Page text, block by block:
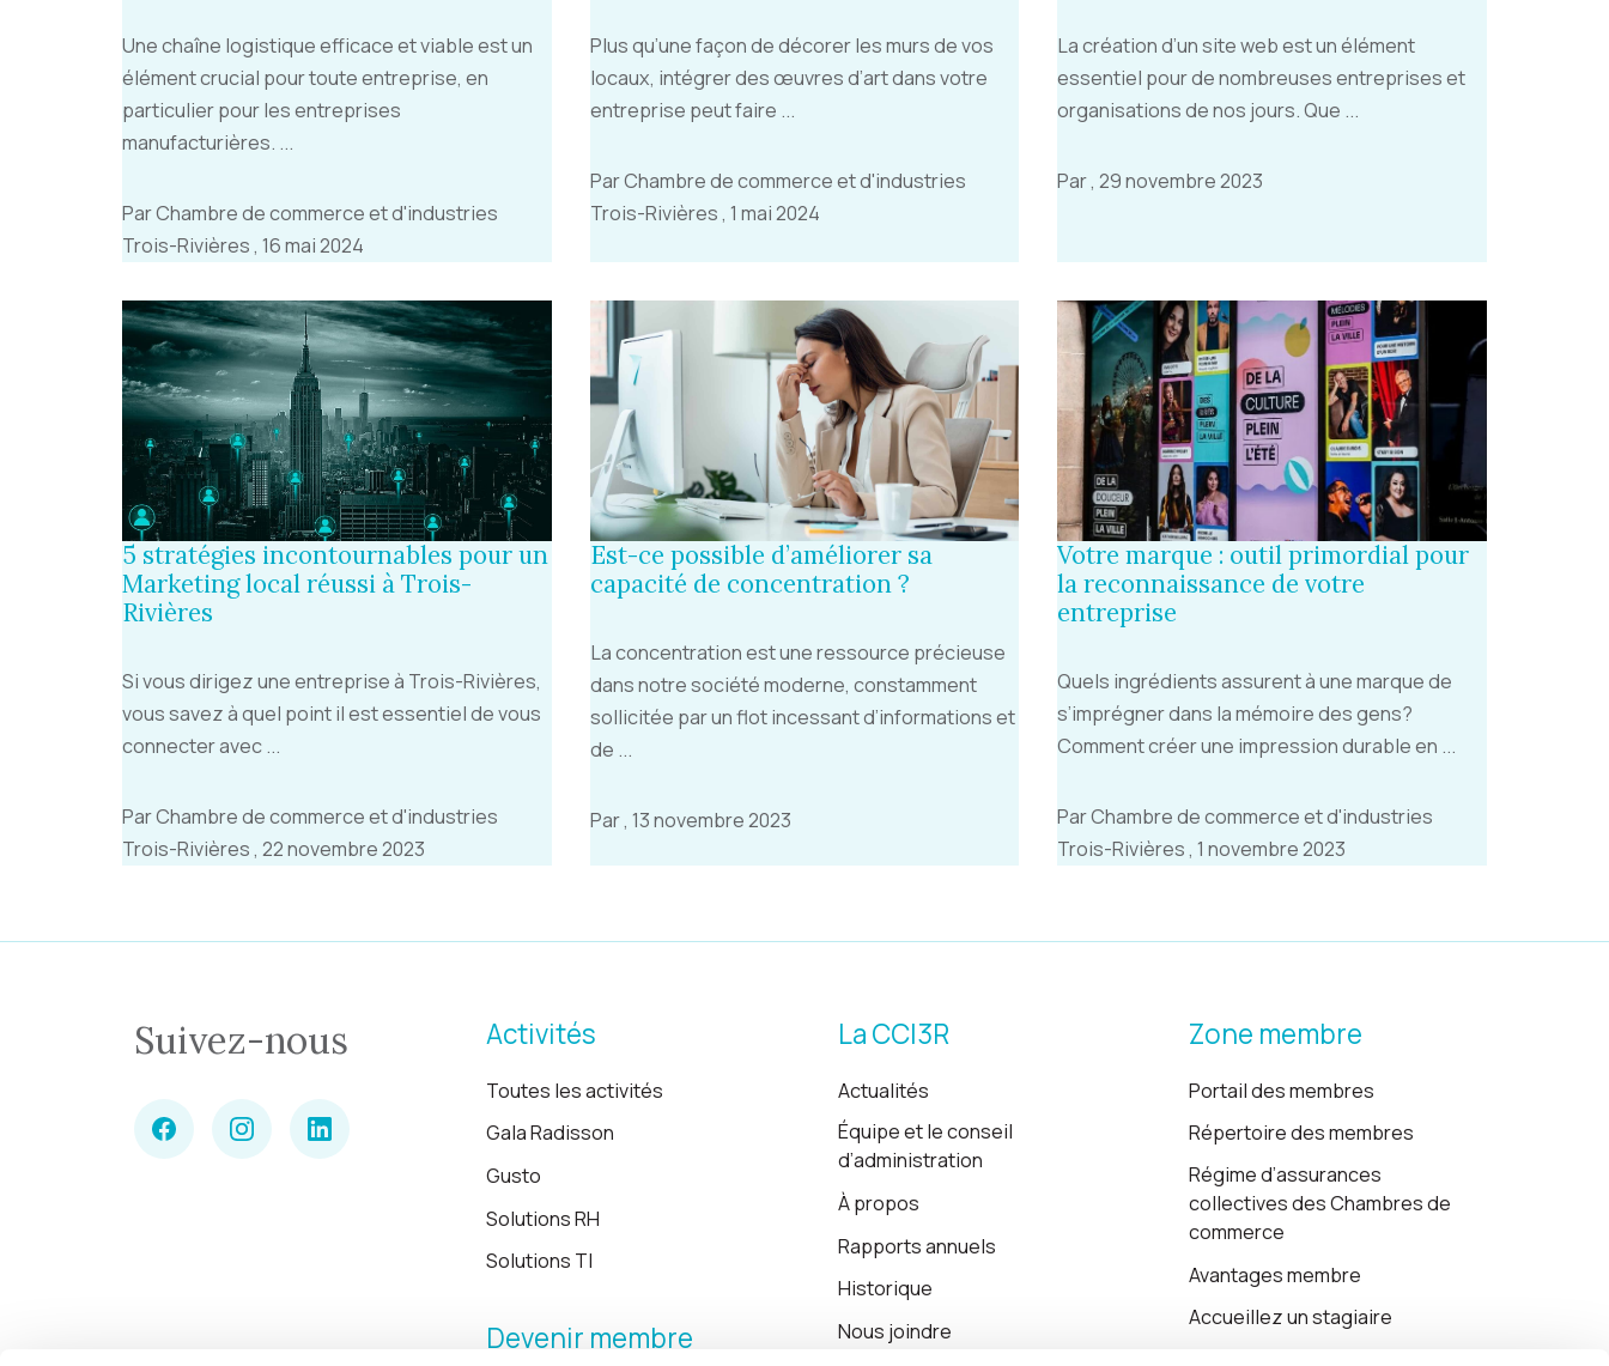
Une chaîne logistique efficace et viable est un
élément crucial pour toute entreprise, en
particulier pour les entreprises
manufacturières. ...
Par Chambre de commerce et d'industries
Trois-Rivières , 16 mai 2024
Plus qu’une façon de décorer les murs de vos
locaux, intégrer des œuvres d’art dans votre
entreprise peut faire ...
Par Chambre de commerce et d'industries
Trois-Rivières , 1 mai 2024
La création d’un site web est un élément
essentiel pour de nombreuses entreprises et
organisations de nos jours. Que ...
Par , 29 novembre 2023
5 stratégies incontournables pour un
Marketing local réussi à Trois-
Rivières
Si vous dirigez une entreprise à Trois-Rivières,
vous savez à quel point il est essentiel de vous
connecter avec ...
Par Chambre de commerce et d'industries
Trois-Rivières , 22 novembre 2023
Est-ce possible d’améliorer sa
capacité de concentration ?
La concentration est une ressource précieuse
dans notre société moderne, constamment
sollicitée par un flot incessant d’informations et
de ...
Par , 13 novembre 2023
Votre marque : outil primordial pour
la reconnaissance de votre
entreprise
Quels ingrédients assurent à une marque de
s’imprégner dans la mémoire des gens?
Comment créer une impression durable en ...
Par Chambre de commerce et d'industries
Trois-Rivières , 1 novembre 2023
Suivez-nous Activités
Toutes les activités
Gala Radisson
Gusto
Solutions RH
Solutions TI
Devenir membre
La CCI3R
Actualités
Équipe et le conseil
d’administration
À propos
Rapports annuels
Historique
Nous joindre
Zone membre
Portail des membres
Répertoire des membres
Régime d’assurances
collectives des Chambres de
commerce
Avantages membre
Accueillez un stagiaire